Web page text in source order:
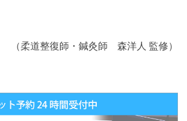
（柔道整復師・鍼灸師 森洋人 監修）